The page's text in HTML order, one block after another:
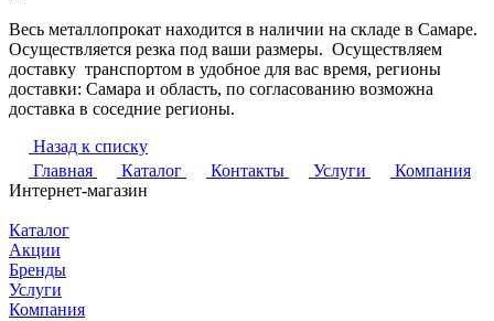
Весь металлопрокат находится в наличии на складе в Самаре.
Осуществляется резка под ваши размеры. Осуществляем
доставку транспортом в удобное для вас время, регионы
доставки: Самара и область, по согласованию возможна
доставка в соседние регионы.
Назад к списку
Главная
Каталог Контакты Услуги
Компания
Интернет-магазин
Каталог
Акции
Бренды
Услуги
Компания